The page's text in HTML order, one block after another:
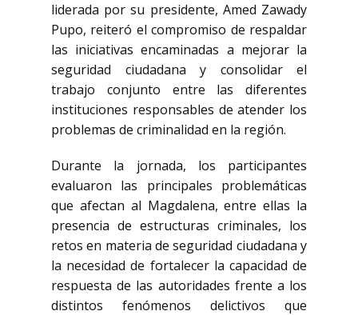
liderada por su presidente, Amed Zawady
Pupo, reiteró el compromiso de respaldar
las iniciativas encaminadas a mejorar la
seguridad ciudadana y consolidar el
trabajo conjunto entre las diferentes
instituciones responsables de atender los
problemas de criminalidad en la región.
Durante la jornada, los participantes
evaluaron las principales problemáticas
que afectan al Magdalena, entre ellas la
presencia de estructuras criminales, los
retos en materia de seguridad ciudadana y
la necesidad de fortalecer la capacidad de
respuesta de las autoridades frente a los
distintos fenómenos delictivos que